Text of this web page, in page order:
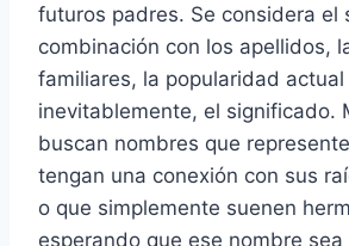
futuros padres. Se considera el
combinación con los apellidos,
familiares, la popularidad actual
inevitablemente, el significado.
buscan nombres que
tengan una conexión con sus
o que simplemente suenen
esperando que ese nombre sea